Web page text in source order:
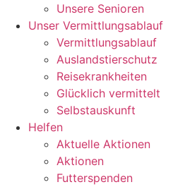
Unsere Senioren
Unser Vermittlungsablauf
Vermittlungsablauf
Auslandstierschutz
Reisekrankheiten
Glücklich vermittelt
Selbstauskunft
Helfen
Aktuelle Aktionen
Aktionen
Futterspenden